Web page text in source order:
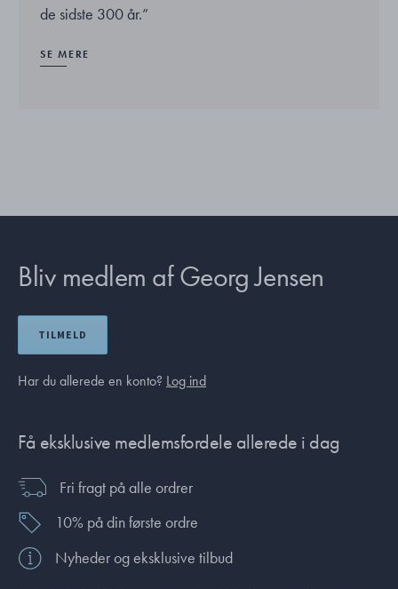
de sidste 300 år.”
SE MERE
Bliv medlem af Georg Jensen
TILMELD
Har du allerede en konto? Log ind
Få eksklusive medlemsfordele allerede i dag
Fri fragt på alle ordrer
10% på din første ordre
Nyheder og eksklusive tilbud